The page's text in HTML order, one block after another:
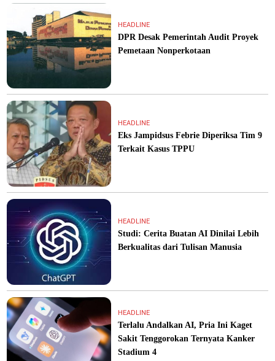
HEADLINE
DPR Desak Pemerintah Audit Proyek
Pemetaan Nonperkotaan
HEADLINE
Eks Jampidsus Febrie Diperiksa Tim 9
Terkait Kasus TPPU
HEADLINE
Studi: Cerita Buatan AI Dinilai Lebih
Berkualitas dari Tulisan Manusia
HEADLINE
Terlalu Andalkan AI, Pria Ini Kaget
Sakit Tenggorokan Ternyata Kanker
Stadium 4